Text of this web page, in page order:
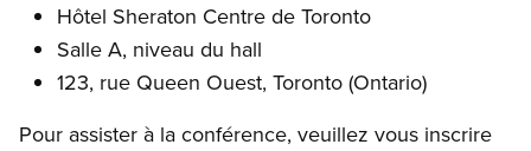
Hôtel Sheraton Centre de Toronto
Salle A, niveau du hall
123, rue Queen Ouest, Toronto (Ontario)
Pour assister à la conférence, veuillez vous inscrire